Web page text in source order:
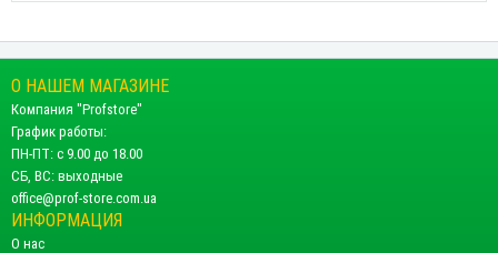
О НАШЕМ МАГАЗИНЕ
Компания "Profstore"
График работы:
ПН-ПТ: с 9.00 до 18.00
СБ, ВС: выходные
office@prof-store.com.ua
ИНФОРМАЦИЯ
О нас